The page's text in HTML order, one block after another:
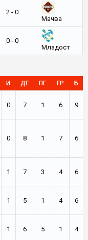
2 - 0
Мачва
0 - 0
Младост
И ДГ ПГ ГР Б
0 7 1 6 9
0 8 1 7 6
1 7 3 4 6
1 5 1 4 6
1 6 5 1 4